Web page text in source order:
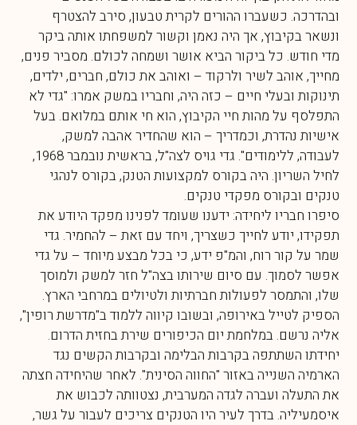
ובהדרכה. כשעברו ההורים לקרית טבעון, סירב להצטרף
ונשאר בקיבוץ, אך היה נאמן וקשור למשפחתו אותה ביקר
מדי חודש. כל ביקור הביא אושר ושמחה לכולם. מסביר פנים,
מחייך, אוהב לשיר ולרקוד – ואוהב את כולם, חברים, ילדים,
תינוקות ובעלי חיים – כזה היה, וחבריו במשק אמרו: "גדי לא
התפלסף על מהות חיי הקיבוץ, הוא חי אותם במלואם. בעל
אישיות נהדרת, וכמדריך – הוא שהחדיר אהבה למשק,
לעבודה, ללימודים". גדי גויס לצה"ל, בראשית נובמבר 1968,
לחיל השריון. היה בקורס למקצועות הטנק, בקורס לנהגי
טנקים ובקורס מפקדי טנקים.
סיפרו חבריו ליחידה: ידענו שעומד לפנינו מפקד היודע את
תפקידו, יודע לחייך כשצריך, ויחד עם זאת – להחמיר. גדי
שמר על קור רוח, והמ"פ ידע, כי בכל מבצע מיוחד – על גדי
אפשר לסמוך. עם סיום שירותו בצה"ל חזר למשק ולמוסך
שלו, והתמסר לפעולות חברתיות ולטיולים במרחבי הארץ.
הספיק לטייל באירופה, ובשובו קיווה ללמוד ב"מדרשת רופין",
אליה נרשם. במלחמת יום הכיפורים שירת בחזית הדרום.
יחידתו השתתפה בקרבות הבלימה ובקרבות הקשים נגד
הארמיה השנייה באזור "החווה הסינית". לאחר שהיחידה חצתה
את התעלה ועברה לגדה המערבית, נצטוותה לכבוש את
איסמעיליה. בדרך לעיר היו הטנקים צריכים לעבור על גשר,